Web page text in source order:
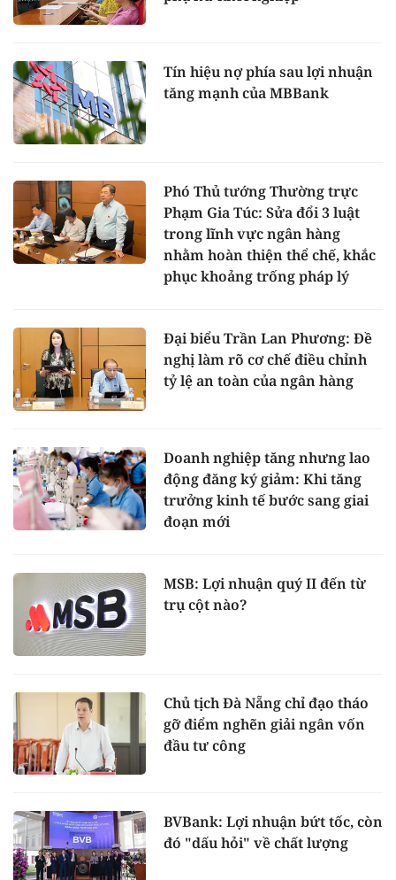
Tín hiệu nợ phía sau lợi nhuận
tăng mạnh của MBBank
Phó Thủ tướng Thường trực
Phạm Gia Túc: Sửa đổi 3 luật
trong lĩnh vực ngân hàng
nhằm hoàn thiện thể chế, khắc
phục khoảng trống pháp lý
Đại biểu Trần Lan Phương: Đề
nghị làm rõ cơ chế điều chỉnh
tỷ lệ an toàn của ngân hàng
Doanh nghiệp tăng nhưng lao
động đăng ký giảm: Khi tăng
trưởng kinh tế bước sang giai
đoạn mới
MSB: Lợi nhuận quý II đến từ
trụ cột nào?
Chủ tịch Đà Nẵng chỉ đạo tháo
gỡ điểm nghẽn giải ngân vốn
đầu tư công
BVBank: Lợi nhuận bứt tốc, còn
đó "dấu hỏi" về chất lượng